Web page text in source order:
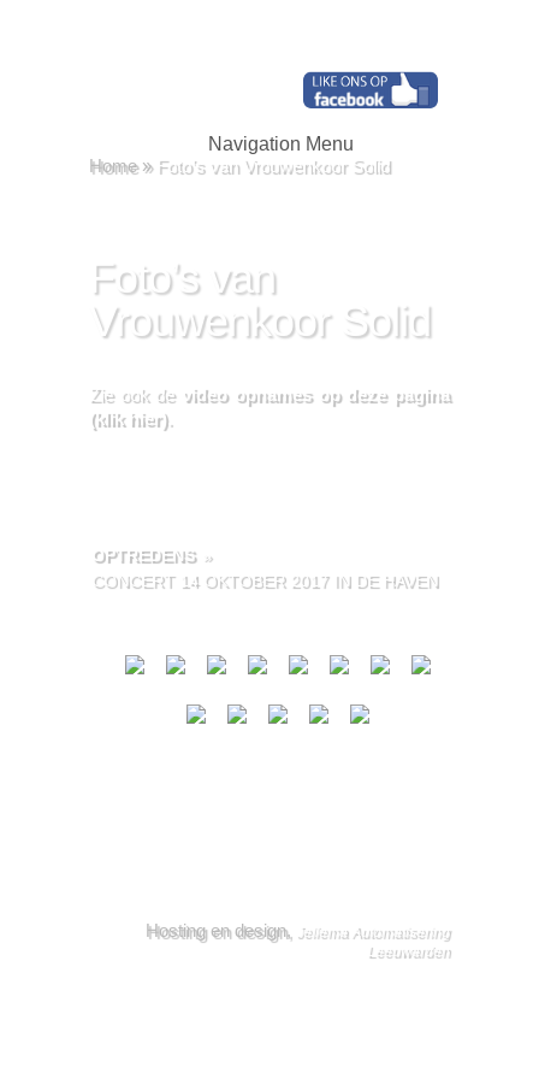
Navigation Menu
Home »Foto’s van Vrouwenkoor Solid
Foto’s van
Vrouwenkoor Solid
Zie ook de video opnames op deze pagina
(klik hier).
OPTREDENS
»
CONCERT 14 OKTOBER 2017 IN DE HAVEN
Hosting en design,
Jellema Automatisering
Leeuwarden